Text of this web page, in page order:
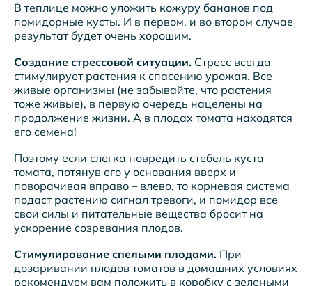
В теплице можно уложить кожуру бананов под
помидорные кусты. И в первом, и во втором случае
результат будет очень хорошим.
Создание стрессовой ситуации. Стресс всегда
стимулирует растения к спасению урожая. Все
живые организмы (не забывайте, что растения
тоже живые), в первую очередь нацелены на
продолжение жизни. А в плодах томата находятся
его семена!
Поэтому если слегка повредить стебель куста
томата, потянув его у основания вверх и
поворачивая вправо – влево, то корневая система
подаст растению сигнал тревоги, и помидор все
свои силы и питательные вещества бросит на
ускорение созревания плодов.
Стимулирование спелыми плодами. При
дозаривании плодов томатов в домашних условиях
рекомендуем вам положить в коробку с зелеными